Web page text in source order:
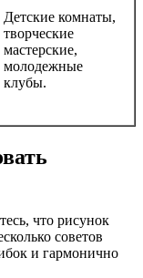
Детские комнаты,
творческие
мастерские,
молодежные
клубы.
что рисунок
советов
и гармонично